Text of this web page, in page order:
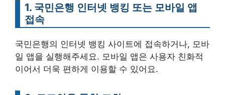
1. 국민은행 인터넷 뱅킹 또는 모바일 앱
접속
국민은행의 인터넷 뱅킹 사이트에 접속하거나, 모바
일 앱을 실행해주세요. 모바일 앱은 사용자 친화적
이어서 더욱 편하게 이용할 수 있어요.